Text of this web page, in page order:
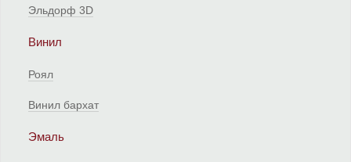
Эльдорф 3D
Винил
Роял
Винил бархат
Эмаль